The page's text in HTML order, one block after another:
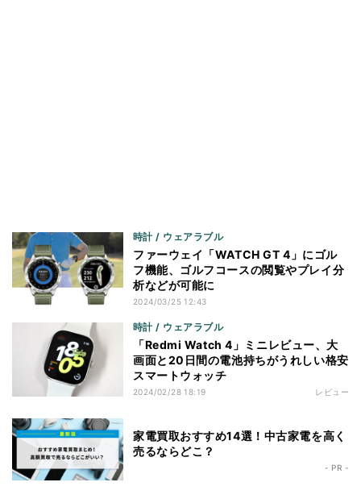
時計 / ウェアラブル
ファーウェイ「WATCH GT 4」にゴル
フ機能、ゴルフコースの閲覧やプレイ分
析などが可能に
2024/03/25 12:43
時計 / ウェアラブル
「Redmi Watch 4」ミニレビュー、大
画面と20日間の電池持ちがうれしい格安
スマートウォッチ
2024/02/28 18:19 レビュー
家電買取おすすめ14選！中古家電を高く
売るならどこ？
- PR -